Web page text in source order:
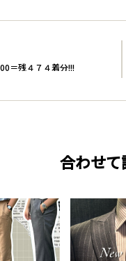
＝残４７４着分!!!
合わせ